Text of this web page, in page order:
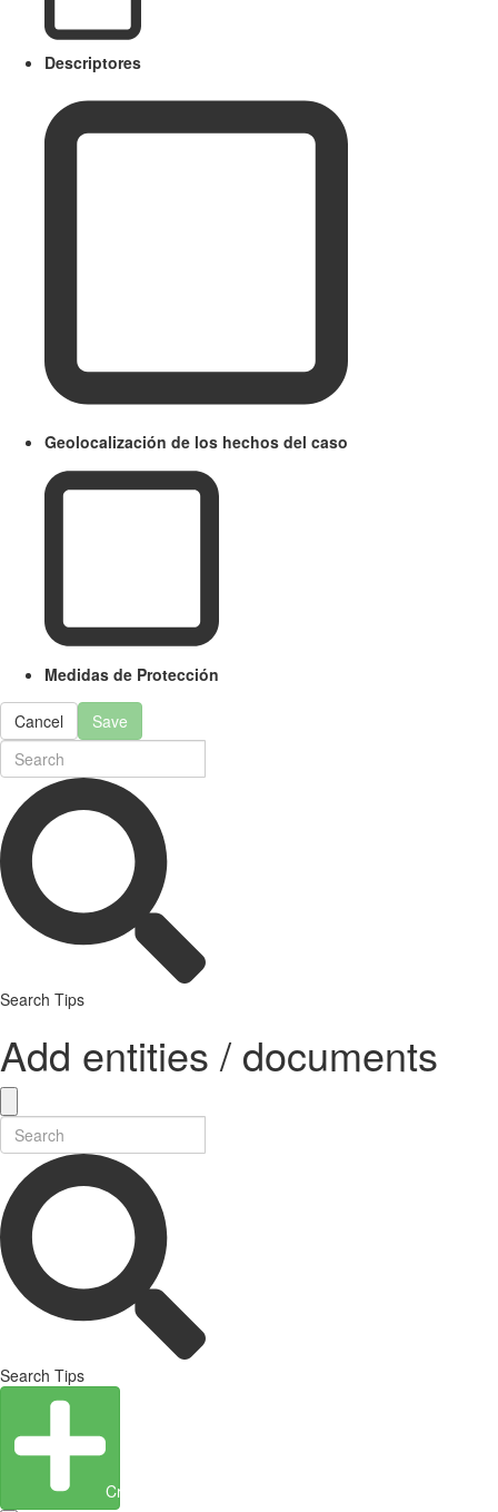
Descriptores
Geolocalización de los hechos del caso
Medidas de Protección
Cancel Save
Search Tips
Add entities / documents
Search Tips
Create Entity